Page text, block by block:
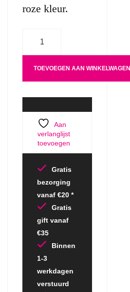
roze kleur.
TOEVOEGEN AAN WINKELWAGEN
Aan
verlanglijst
toevoegen
Gratis
bezorging
vanaf €20 *
Gratis
gift vanaf
€35
Binnen
1-3
werkdagen
verstuurd